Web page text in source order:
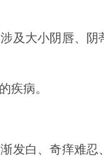
及大小阴唇、阴
疾病。
发白、奇痒难忍